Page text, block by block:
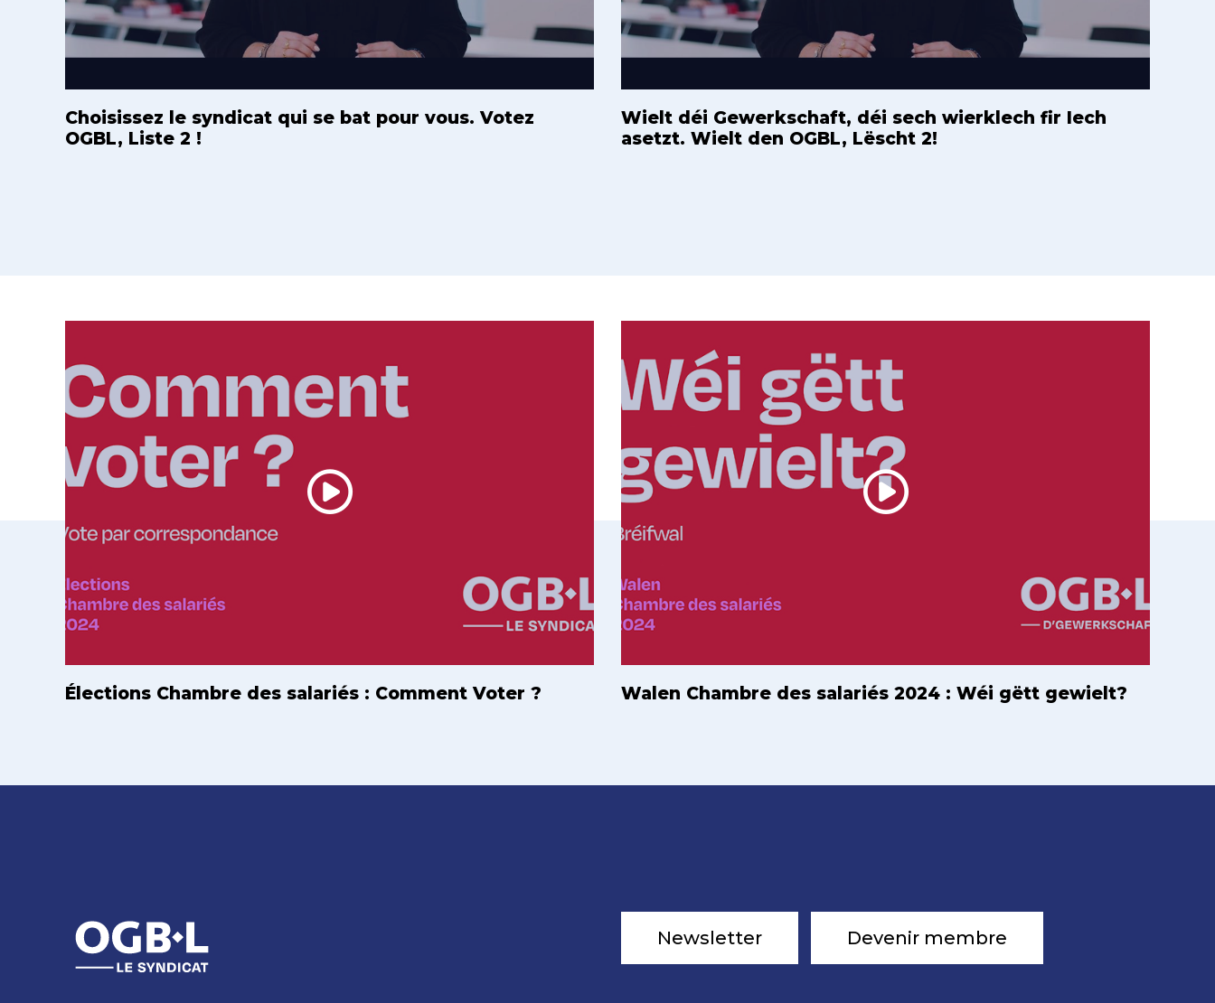
Choisissez le syndicat qui se bat pour vous. Votez
OGBL, Liste 2 !
Wielt déi Gewerkschaft, déi sech wierklech fir Iech
asetzt. Wielt den OGBL, Lëscht 2!
Élections Chambre des salariés : Comment Voter ? Walen Chambre des salariés 2024 : Wéi gëtt gewielt?
Newsletter Devenir membre